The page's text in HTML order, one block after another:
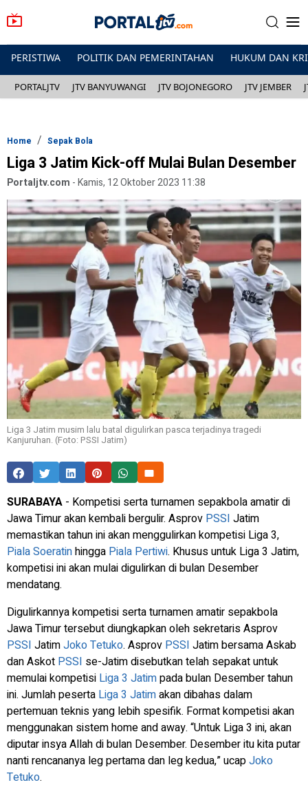
PERISTIWA POLITIK DAN PEMERINTAHAN HUKUM DAN
PORTALJTV JTV BANYUWANGI JTV BOJONEGORO JTV JEMBER
Home Sepak Bola
Liga 3 Jatim Kick-off Mulai Bulan Desember
Portaljtv.com -Kamis, 12 Oktober 2023 11:38
Liga 3 Jatim musim lalu batal digulirkan pasca terjadinya tragedi
Kanjuruhan. (Foto: PSSI Jatim)
SURABAYA - Kompetisi serta turnamen sepakbola amatir di
Jawa Timur akan kembali bergulir. Asprov PSSI Jatim
memastikan tahun ini akan menggulirkan kompetisi Liga 3,
Piala Soeratinhingga Piala Pertiwi. Khusus untuk Liga 3 Jatim,
kompetisi ini akan mulai digulirkan di bulan Desember
mendatang.
Digulirkannya kompetisi serta turnamen amatir sepakbola
Jawa Timur tersebut diungkapkan oleh sekretaris Asprov
PSSI JatimJoko Tetuko. Asprov PSSI Jatim bersama Askab
dan Askot PSSI se-Jatim disebutkan telah sepakat untuk
memulai kompetisi Liga 3 Jatimpada bulan Desember tahun
ini. Jumlah peserta Liga 3 Jatimakan dibahas dalam
pertemuan teknis yang lebih spesifik. Format kompetisi akan
menggunakan sistem home and away. “Untuk Liga 3 ini, akan
diputar insya Allah di bulan Desember. Desember itu kita putar
nanti rencananya leg pertama dan leg kedua,” ucapJoko
Tetuko.